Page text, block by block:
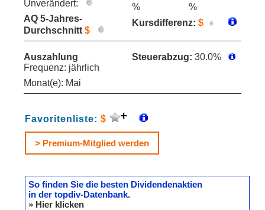
Unverändert:
AQ 5-Jahres-
Durchschnitt $
%
%
Kursdifferenz: $
Auszahlung
Frequenz: jährlich
Monat(e): Mai
Steuerabzug: 30.0%
Favoritenliste: $
> Premium-Mitglied werden
So finden Sie die besten Dividendenaktien
in der topdiv-Datenbank.
» Hier klicken